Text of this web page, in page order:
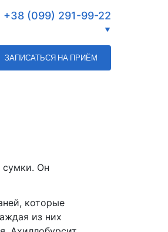
+38 (099) 291-99-22
ЗАПИСАТЬСЯ НА ПРИЁМ
сумки. Он
которые
из них